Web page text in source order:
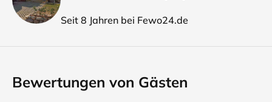
Seit 8 Jahren bei Fewo24.de
Bewertungen von Gästen